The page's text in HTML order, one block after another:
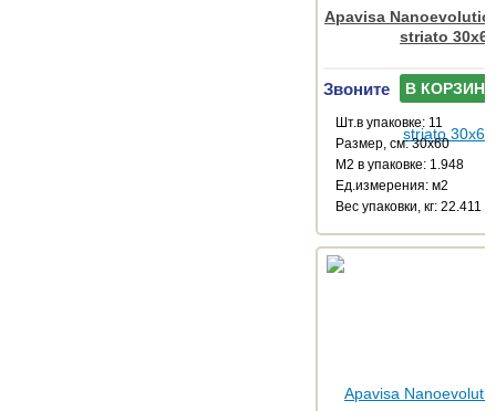
Apavisa
striato 30x60
Звоните В КОРЗИНУ
Шт.в упаковке: 11
Размер, см: 30x60
М2 в упаковке: 1.948
Ед.измерения: м2
Веc упаковки, кг: 22.411